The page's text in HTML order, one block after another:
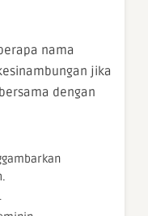
nama
jika
dengan